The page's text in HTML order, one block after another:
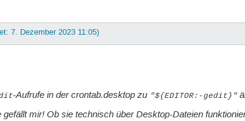
7. Dezember 2023 11:05)
-Aufrufe in dercrontab.desktopzu "${EDITOR:-gedit}"
mir! Ob sie technisch über Desktop-Dateien